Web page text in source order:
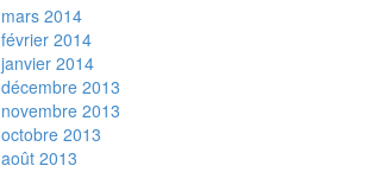
mars 2014
février 2014
janvier 2014
décembre 2013
novembre 2013
octobre 2013
août 2013